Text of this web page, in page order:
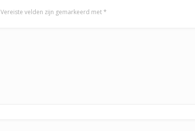
Vereiste velden zijn gemarkeerd met*